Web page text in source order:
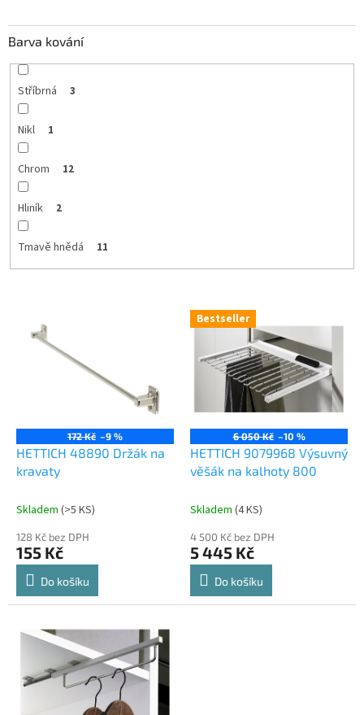
Barva kování
Stříbrná 3
Nikl 1
Chrom 12
Hliník 2
Tmavě hnědá 11
172 Kč –9 %
HETTICH 48890 Držák na
kravaty
Skladem (>5 KS)
128 Kč bez DPH
155 Kč
Do košíku
Bestseller
6 050 Kč –10 %
HETTICH 9079968 Výsuvný
věšák na kalhoty 800
Skladem (4 KS)
4 500 Kč bez DPH
5 445 Kč
Do košíku